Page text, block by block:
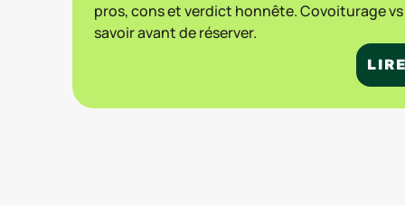
pros, cons et verdict honnête. Covoiturage
savoir avant de réserver.